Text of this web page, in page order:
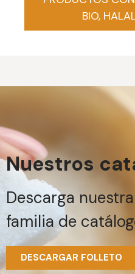
BIO,
Nuestros
Descarga nuestra
familia de
DESCARGAR FOLLETO